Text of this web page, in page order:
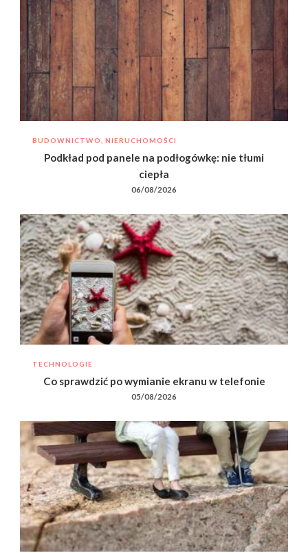
BUDOWNICTWO, NIERUCHOMOŚCI
Podkład pod panele na podłogówkę: nie tłumi
ciepła
06/08/2026
TECHNOLOGIE
Co sprawdzić po wymianie ekranu w telefonie
05/08/2026